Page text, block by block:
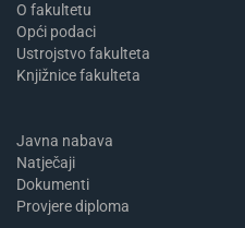
​​​O fakultetu
Opći podaci
Ustrojstvo fakulteta
Knjižnice fakulteta
Javna nabava
Natječaji
Dokumenti
Provjere diploma